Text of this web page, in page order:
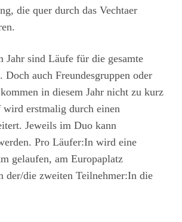
die quer durch das Vechtaer
Jahr sind Läufe für die gesamte
Doch auch Freundesgruppen oder
in diesem Jahr nicht zu kurz
erstmalig durch einen
Jeweils im Duo kann
Pro Läufer:In wird eine
gelaufen, am Europaplatz
der/die zweiten Teilnehmer:In die